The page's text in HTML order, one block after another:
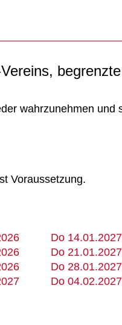
wahrzunehmen und
Voraussetzung.
Do 14.01.2027
Do 21.01.2027
Do 28.01.2027
Do 04.02.2027